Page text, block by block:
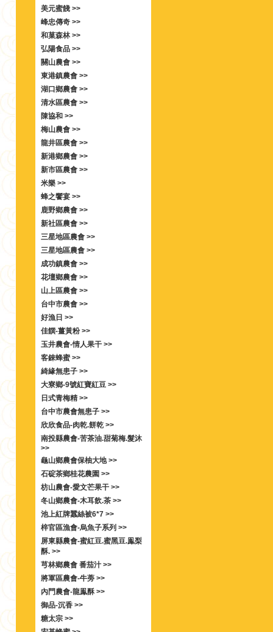
美元蜜餞 >>
峰忠傳奇 >>
和菓森林 >>
弘陽食品 >>
關山農會 >>
東港鎮農會 >>
湖口鄉農會 >>
清水區農會 >>
陳協和 >>
梅山農會 >>
龍井區農會 >>
新港鄉農會 >>
新市區農會 >>
米樂 >>
蜂之饗宴 >>
鹿野鄉農會 >>
新社區農會 >>
三星地區農會 >>
三星地區農會 >>
成功鎮農會 >>
花壇鄉農會 >>
山上區農會 >>
台中市農會 >>
好漁日 >>
佳饌-薑黃粉 >>
玉井農會-情人果干 >>
客錸蜂蜜 >>
綺緣無患子 >>
大寮鄉-9號紅寶紅豆 >>
日式青梅精 >>
台中市農會無患子 >>
欣欣食品-肉乾.餅乾 >>
南投縣農會-苦茶油.甜菊梅.髮沐
>>
龜山鄉農會保柚大地 >>
石碇茶鄉桂花農園 >>
枋山農會-愛文芒果干 >>
冬山鄉農會-木耳飲.茶 >>
池上紅牌蠶絲被6*7 >>
梓官區漁會-烏魚子系列 >>
屏東縣農會-蜜紅豆.蜜黑豆.鳯梨
酥. >>
芎林鄉農會 番茄汁 >>
將軍區農會-牛蒡 >>
內門農會-龍鳯酥 >>
御品-沉香 >>
糖太宗 >>